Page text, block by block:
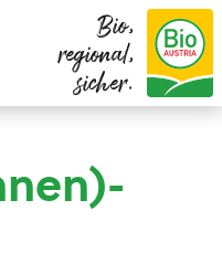
Bio,
regional,
sicher.